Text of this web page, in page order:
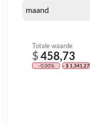
Totale waarde
$458,73
- 0,00% - $ 1.341,27